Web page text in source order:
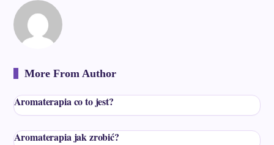
More From Author
Aromaterapia co to jest?
Aromaterapia jak zrobić?